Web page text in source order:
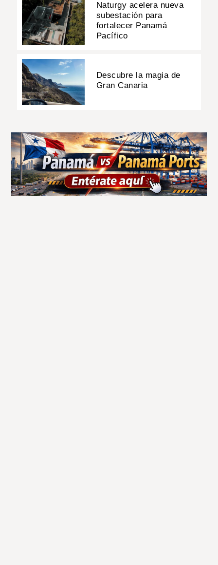
Naturgy acelera nueva
subestación para
fortalecer Panamá
Pacífico
Descubre la magia de
Gran Canaria